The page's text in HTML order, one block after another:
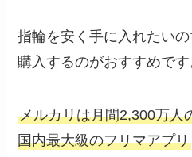
指輪を安く手に入れたい
購入するのがおすすめです
メルカリは月間2,300万人
国内最大級のフリマアプリ